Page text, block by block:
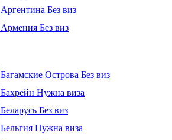
Аргентина Без виз
Армения Без виз
Багамские Острова Без виз
Бахрейн Нужна виза
Беларусь Без виз
Бельгия Нужна виза